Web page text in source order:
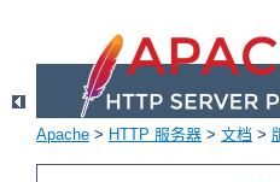
Apache > HTTP 服务器 > 文档 >